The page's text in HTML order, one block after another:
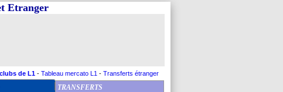
Etranger
clubs de L1 - Tableau mercato L1 - Transferts étranger
TRANSFERTS
veut mieux faire
: Van de Ven acheté 50 M€ ! (officiel)
: France 4-0 Maroc (fini)
encore un écart avec la Roma